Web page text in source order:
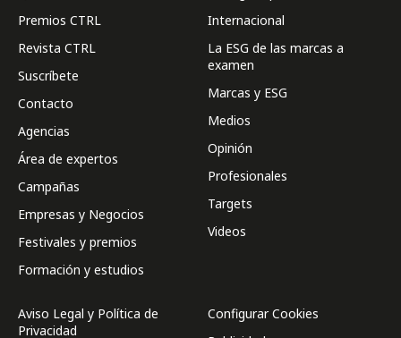
Premios CTRL
Revista CTRL
Suscríbete
Contacto
Agencias
Área de expertos
Campañas
Empresas y Negocios
Festivales y premios
Formación y estudios
Internacional
La ESG de las marcas a
examen
Marcas y ESG
Medios
Opinión
Profesionales
Targets
Videos
Aviso Legal y Política de
Privacidad
Configurar Cookies